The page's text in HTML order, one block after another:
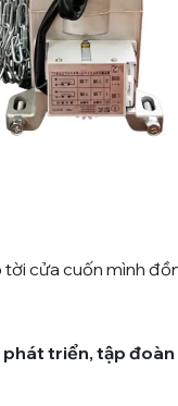
cửa cuốn mình
phát triển, tập